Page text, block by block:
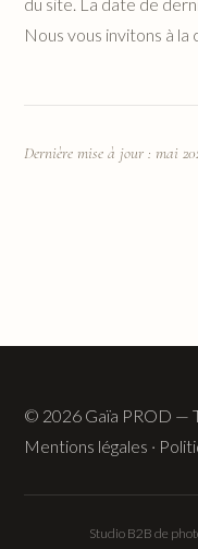
Nous vous invitons à
Dernière mise à jour : mai
© 2026 Gaïa PROD —
Mentions légales ·
Studio B2B de